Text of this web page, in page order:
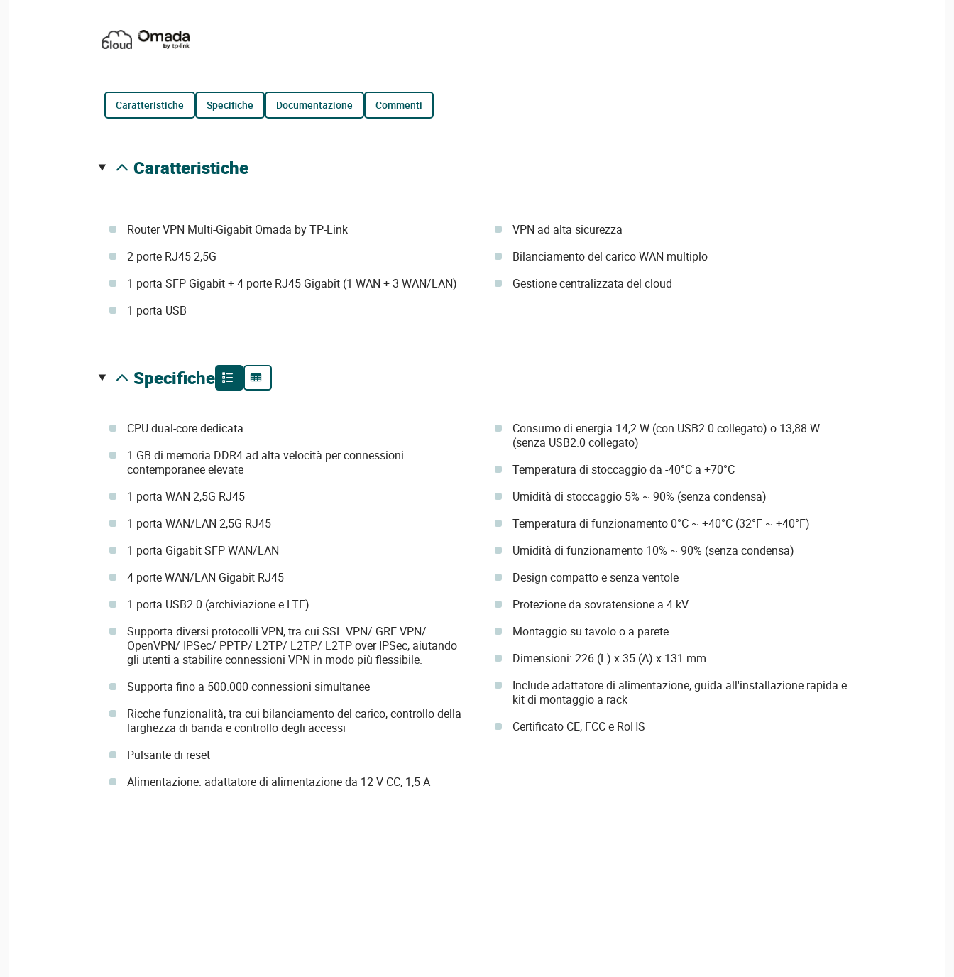
caratteristiche specifiche documentazione commenti
caratteristiche
Router VPN Multi-Gigabit Omada by TP-Link
2 porte RJ45 2,5G
1 porta SFP Gigabit + 4 porte RJ45 Gigabit (1 WAN + 3 WAN/LAN)
1 porta USB
VPN ad alta sicurezza
Bilanciamento del carico WAN multiplo
Gestione centralizzata del cloud
specifiche
CPU dual-core dedicata
1 GB di memoria DDR4 ad alta velocità per connessioni
contemporanee elevate
1 porta WAN 2,5G RJ45
1 porta WAN/LAN 2,5G RJ45
1 porta Gigabit SFP WAN/LAN
4 porte WAN/LAN Gigabit RJ45
1 porta USB2.0 (archiviazione e LTE)
Supporta diversi protocolli VPN, tra cui SSL VPN/ GRE VPN/
OpenVPN/ IPSec/ PPTP/ L2TP/ L2TP/ L2TP over IPSec, aiutando
gli utenti a stabilire connessioni VPN in modo più flessibile.
Supporta fino a 500.000 connessioni simultanee
Ricche funzionalità, tra cui bilanciamento del carico, controllo della
larghezza di banda e controllo degli accessi
Pulsante di reset
Alimentazione: adattatore di alimentazione da 12 V CC, 1,5 A
Consumo di energia 14,2 W (con USB2.0 collegato) o 13,88 W
(senza USB2.0 collegato)
Temperatura di stoccaggio da -40°C a +70°C
Umidità di stoccaggio 5% ~ 90% (senza condensa)
Temperatura di funzionamento 0°C ~ +40°C (32°F ~ +40°F)
Umidità di funzionamento 10% ~ 90% (senza condensa)
Design compatto e senza ventole
Protezione da sovratensione a 4 kV
Montaggio su tavolo o a parete
Dimensioni: 226 (L) x 35 (A) x 131 mm
Include adattatore di alimentazione, guida all'installazione rapida e
kit di montaggio a rack
Certificato CE, FCC e RoHS